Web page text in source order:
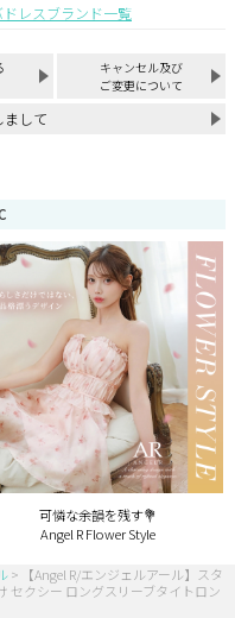
レスブランド一覧
キャンセル及び
ご変更について
まして
可憐な余韻を残す💐
Angel R Flower Style
【Angel R/エンジェルアール】スタ
セクシー ロングスリーブタイトロン